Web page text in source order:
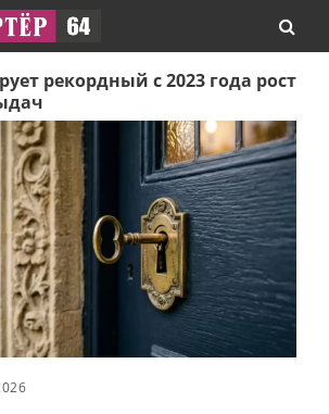
рекордный с 2023 года рост